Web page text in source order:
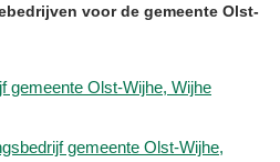
voor de gemeente Olst-
gemeente Olst-Wijhe, Wijhe
gemeente Olst-Wijhe,